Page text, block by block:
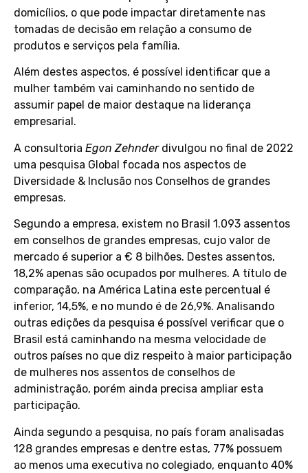
domicílios, o que pode impactar diretamente nas
tomadas de decisão em relação a consumo de
produtos e serviços pela família.
Além destes aspectos, é possível identificar que a
mulher também vai caminhando no sentido de
assumir papel de maior destaque na liderança
empresarial.
A consultoria Egon Zehnderdivulgou no final de 2022
uma pesquisa Global focada nos aspectos de
Diversidade & Inclusão nos Conselhos de grandes
empresas.
Segundo a empresa, existem no Brasil 1.093 assentos
em conselhos de grandes empresas, cujo valor de
mercado é superior a € 8 bilhões. Destes assentos,
18,2% apenas são ocupados por mulheres. A título de
comparação, na América Latina este percentual é
inferior, 14,5%, e no mundo é de 26,9%. Analisando
outras edições da pesquisa é possível verificar que o
Brasil está caminhando na mesma velocidade de
outros países no que diz respeito à maior participação
de mulheres nos assentos de conselhos de
administração, porém ainda precisa ampliar esta
participação.
Ainda segundo a pesquisa, no país foram analisadas
128 grandes empresas e dentre estas, 77% possuem
ao menos uma executiva no colegiado, enquanto 40%